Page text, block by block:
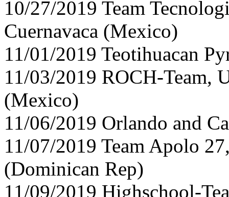
10/27/2019 Team
Cuernavaca (Mexico)
11/01/2019 Teotihuacan
11/03/2019 ROCH-Team,
(Mexico)
11/06/2019 Orlando and
11/07/2019 Team Apolo
(Dominican Rep)
11/09/2019 Highschool-